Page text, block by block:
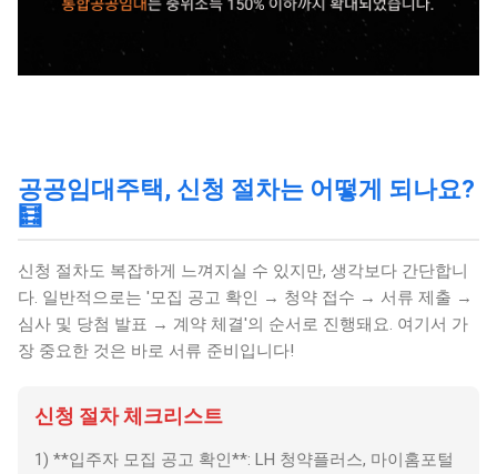
공공임대주택, 신청 절차는 어떻게 되나요?
🧮
신청 절차도 복잡하게 느껴지실 수 있지만, 생각보다 간단합니
다. 일반적으로는 '모집 공고 확인 → 청약 접수 → 서류 제출 →
심사 및 당첨 발표 → 계약 체결'의 순서로 진행돼요. 여기서 가
장 중요한 것은 바로 서류 준비입니다!
신청 절차 체크리스트
1) **입주자 모집 공고 확인**: LH 청약플러스, 마이홈포털